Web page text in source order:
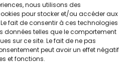
nous utilisons des
pour stocker et/ou accéder aux
fait de consentir à ces technologies
données telles que le comportement
sur ce site. Le fait de ne pas
peut avoir un effet négatif
et fonctions.